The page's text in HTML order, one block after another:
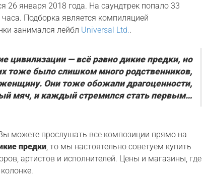
26 января 2018 года. На саундтрек попало 33
Подборка является компиляцией
занимался лейбл Universal Ltd..
цивилизации — всё равно дикие предки, но
тоже было слишком много родственников,
Они тоже обожали драгоценности,
мяч, и каждый стремился стать первым…
можете прослушать все композиции прямо на
предки, то мы настоятельно советуем купить
артистов и исполнителей. Цены и магазины, где